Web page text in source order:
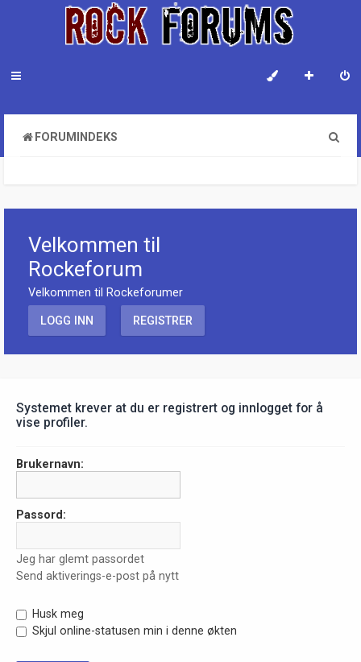
FORUMINDEKS
Velkommen til
Rockeforum
Velkommen til Rockeforumer
LOGG INN REGISTRER
Systemet krever at du er registrert og innlogget for å
vise profiler.
Brukernavn:
Passord:
Jeg har glemt passordet
Send aktiverings-e-post på nytt
Husk meg
Skjul online-statusen min i denne økten